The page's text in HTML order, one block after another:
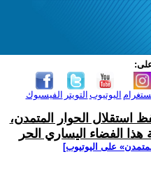
على:
الفيسبوك التويتر اليوتيوب
استقلال الحوار المتمدن،
الفضاء اليساري الحر
على اليوتيوب]